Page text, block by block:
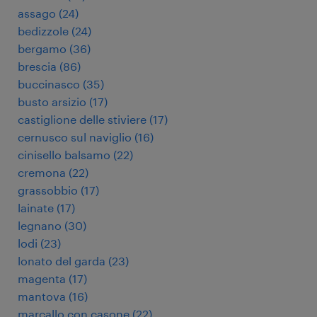
assago (24)
bedizzole (24)
bergamo (36)
brescia (86)
buccinasco (35)
busto arsizio (17)
castiglione delle stiviere (17)
cernusco sul naviglio (16)
cinisello balsamo (22)
cremona (22)
grassobbio (17)
lainate (17)
legnano (30)
lodi (23)
lonato del garda (23)
magenta (17)
mantova (16)
marcallo con casone (22)